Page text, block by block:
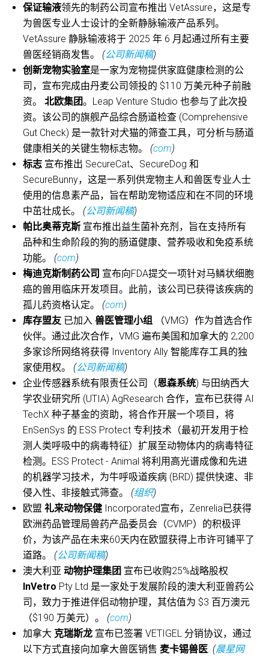
保证输液领先的制药公司宣布推出 VetAssure，这是专
为兽医专业人士设计的全新静脉输液产品系列。
VetAssure 静脉输液将于 2025 年 6 月起通过所有主要
兽医经销商发售。 (公司新闻稿)
创新宠物实验室是一家为宠物提供家庭健康检测的公
司，宣布完成由丹麦公司领投的 $110 万美元种子前融
资。北欧集团。Leap Venture Studio 也参与了此次投
资。该公司的旗舰产品综合肠道检查 (Comprehensive
Gut Check) 是一款针对犬猫的筛查工具，可分析与肠道
健康相关的关键生物标志物。 (com)
标志 宣布推出 SecureCat、SecureDog 和
SecureBunny，这是一系列供宠物主人和兽医专业人士
使用的信息素产品，旨在帮助宠物适应和在不同的环境
中茁壮成长。 (公司新闻稿)
帕比奥蒂克斯 宣布推出益生菌补充剂，旨在支持所有
品种和生命阶段的狗的肠道健康、营养吸收和免疫系统
功能。 (com)
梅迪克斯制药公司 宣布向FDA提交一项针对马鳞状细胞
癌的兽用临床开发项目。此前，该公司已获得该疾病的
孤儿药资格认定。
(com)
库存盟友 已加入兽医管理小组
（VMG）作为首选合作
伙伴。通过此次合作，VMG 遍布美国和加拿大的 2,200
多家诊所网络将获得 Inventory Ally 智能库存工具的独
家使用权。
(公司新闻稿)
企业传感器系统有限责任公司（恩森系统) 与田纳西大
学农业研究所 (UTIA) AgResearch 合作，宣布已获得 AI
TechX 种子基金的资助，将合作开展一个项目，将
EnSenSys 的 ESS Protect 专利技术（最初开发用于检
测人类呼吸中的病毒特征）扩展至动物体内的病毒特征
检测。ESS Protect - Animal 将利用高光谱成像和先进
的机器学习技术，为牛呼吸道疾病 (BRD) 提供快速、非
侵入性、非接触式筛查。
(组织)
欧盟礼来动物保健 Incorporated宣布，Zenrelia已获得
欧洲药品管理局兽药产品委员会（CVMP）的积极评
价，为该产品在未来60天内在欧盟获得上市许可铺平了
道路。
(公司新闻稿)
澳大利亚动物护理集团 宣布已收购25%战略股权
InVetro Pty Ltd 是一家处于发展阶段的澳大利亚兽药公
司，致力于推进伴侣动物护理，其估值为 $3 百万澳元
（$190 万美元）。 (com)
加拿大 克瑞斯龙 宣布已签署 VETIGEL 分销协议，通过
以下方式直接向加拿大兽医销售麦卡锡兽医. (晨星网